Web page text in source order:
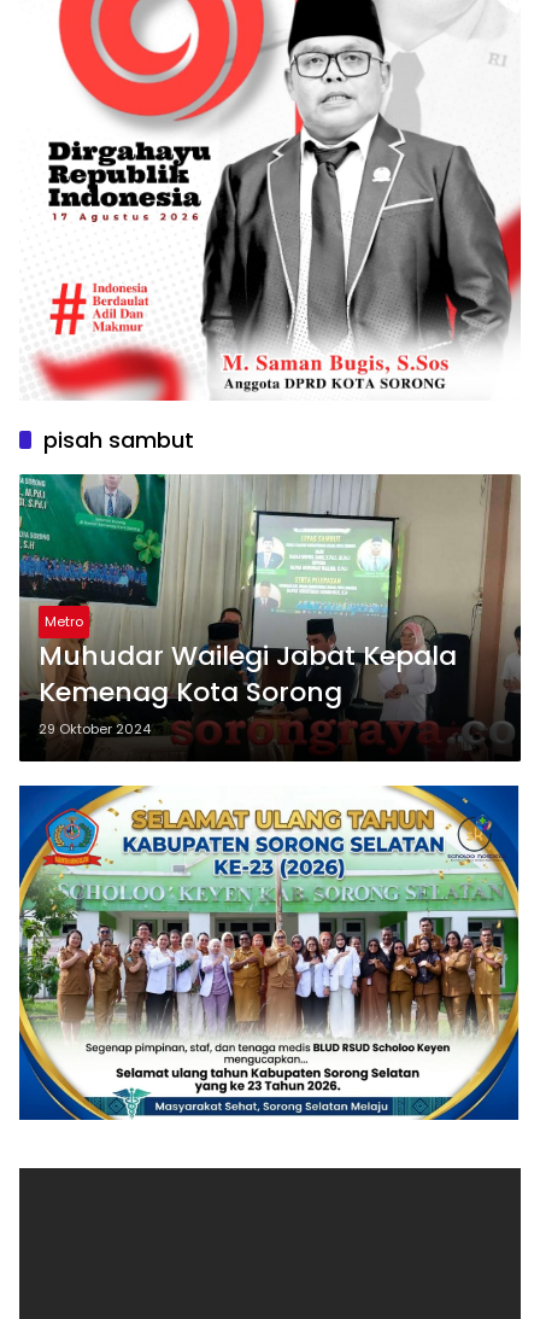
pisah sambut
Metro
Muhudar Wailegi Jabat Kepala
Kemenag Kota Sorong
29 Oktober 2024